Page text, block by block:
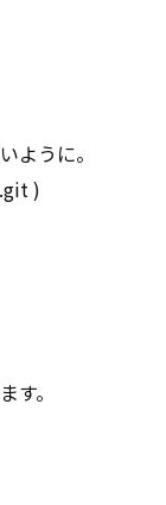
ように。
)
。